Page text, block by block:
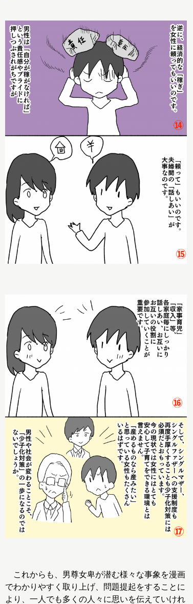
これからも、男尊女卑が潜む様々な事象を漫画
でわかりやすく取り上げ、問題提起をすることに
より、一人でも多くの人々に思いを伝えていけれ